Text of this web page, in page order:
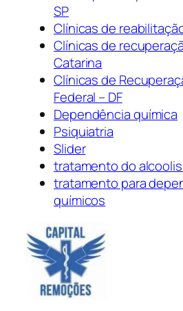
SP
Clínicas de
Clínicas de
Catarina
Clínicas de
Federal – DF
Dependência química
Psiquiatria
Slider
tratamento do
tratamento para
químicos